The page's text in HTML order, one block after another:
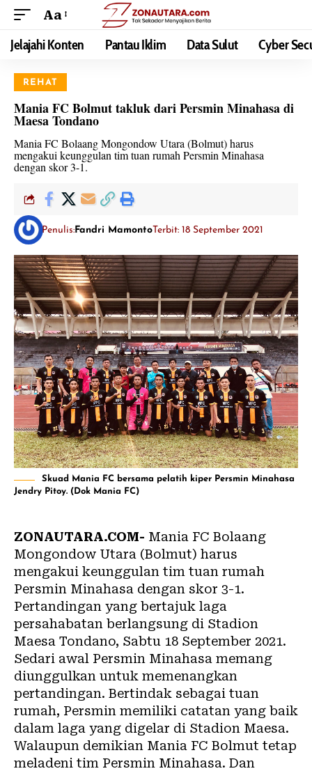
Aa
Jelajahi Konten Pantau Iklim Data Sulut Cyber
REHAT
Mania FC Bolmut takluk dari Persmin Minahasa di
Maesa Tondano
Mania FC Bolaang Mongondow Utara (Bolmut) harus
mengakui keunggulan tim tuan rumah Persmin Minahasa
dengan skor 3-1.
Penulis: Fandri MamontoTerbit: 18 September 2021
Skuad Mania FC bersama pelatih kiper Persmin Minahasa
Jendry Pitoy. (Dok Mania FC)
ZONAUTARA.COM- Mania FC Bolaang
Mongondow Utara (Bolmut) harus
mengakui keunggulan tim tuan rumah
Persmin Minahasa dengan skor 3-1.
Pertandingan yang bertajuk laga
persahabatan berlangsung di Stadion
Maesa Tondano, Sabtu 18 September 2021.
Sedari awal Persmin Minahasa memang
diunggulkan untuk memenangkan
pertandingan. Bertindak sebagai tuan
rumah, Persmin memiliki catatan yang baik
dalam laga yang digelar di Stadion Maesa.
Walaupun demikian Mania FC Bolmut tetap
meladeni tim Persmin Minahasa. Dan